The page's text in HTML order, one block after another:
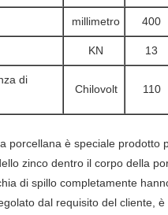
millimetro 400
KN 13
di
Chilovolt 110
porcellana è speciale
zinco dentro il corpo della
di spillo completamente
dal requisito del cliente, è